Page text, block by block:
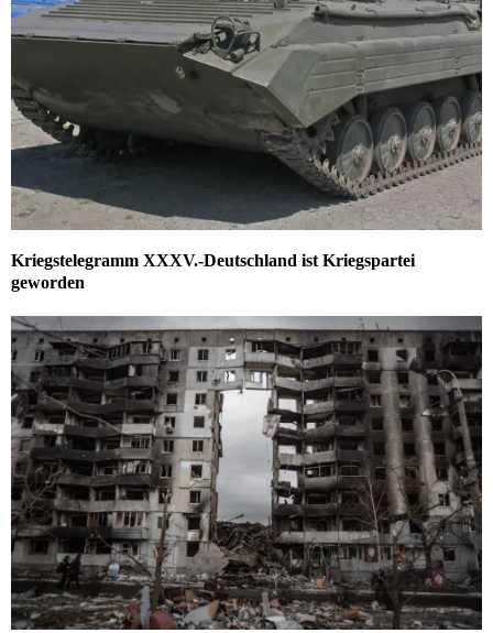
Kriegstelegramm XXXV.-Deutschland ist Kriegspartei
geworden